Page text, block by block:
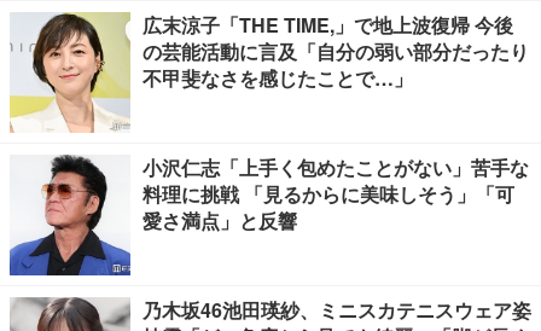
広末涼子「THE TIME,」で地上波復帰 今後
の芸能活動に言及「自分の弱い部分だったり
不甲斐なさを感じたことで…」
小沢仁志「上手く包めたことがない」苦手な
料理に挑戦 「見るからに美味しそう」「可
愛さ満点」と反響
乃木坂46池田瑛紗、ミニスカテニスウェア姿